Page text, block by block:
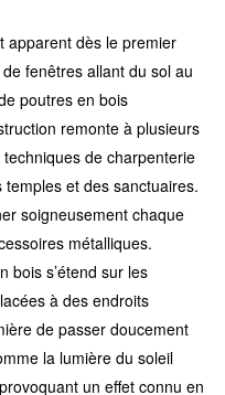
apparent dès le premier
fenêtres allant du sol au
poutres en bois
remonte à plusieurs
de charpenterie
et des sanctuaires.
soigneusement chaque
métalliques.
bois s’étend sur les
à des endroits
de passer doucement
la lumière du soleil
un effet connu en